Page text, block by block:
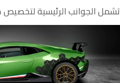
تشمل الجوانب الرئيسية